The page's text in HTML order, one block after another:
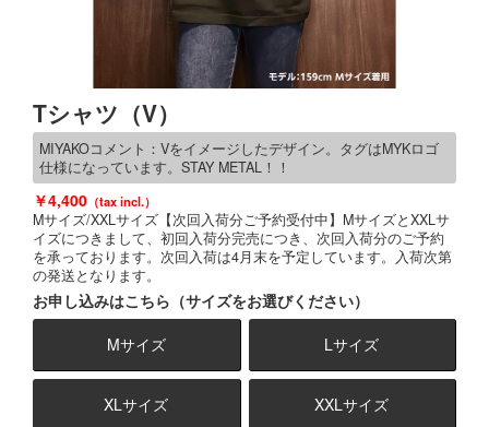
Tシャツ（V）
MIYAKOコメント：Vをイメージしたデザイン。タグはMYKロゴ
仕様になっています。STAY METAL！！
4,400
Mサイズ/XXLサイズ【次回入荷分ご予約受付中】MサイズとXXLサ
イズにつきまして、初回入荷分完売につき、次回入荷分のご予約
を承っております。次回入荷は4月末を予定しています。入荷次第
の発送となります。
お申し込みはこちら（サイズをお選びください）
Mサイズ
Lサイズ
XLサイズ XXLサイズ